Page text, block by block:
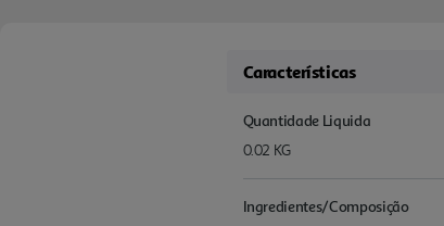
Características
Quantidade Liquida
0.02 KG
Ingredientes/Composição